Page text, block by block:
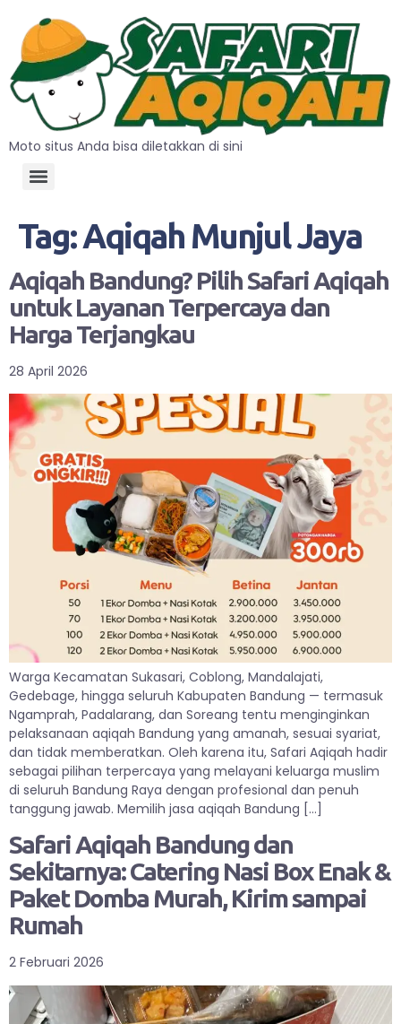
Moto situs Anda bisa diletakkan di sini
Tag:Aqiqah Munjul Jaya
Aqiqah Bandung? Pilih Safari Aqiqah
untuk Layanan Terpercaya dan
Harga Terjangkau
28 April 2026
Warga Kecamatan Sukasari, Coblong, Mandalajati,
Gedebage, hingga seluruh Kabupaten Bandung — termasuk
Ngamprah, Padalarang, dan Soreang tentu menginginkan
pelaksanaan aqiqah Bandung yang amanah, sesuai syariat,
dan tidak memberatkan. Oleh karena itu, Safari Aqiqah hadir
sebagai pilihan terpercaya yang melayani keluarga muslim
di seluruh Bandung Raya dengan profesional dan penuh
tanggung jawab. Memilih jasa aqiqah Bandung […]
Safari Aqiqah Bandung dan
Sekitarnya: Catering Nasi Box Enak &
Paket Domba Murah, Kirim sampai
Rumah
2 Februari 2026